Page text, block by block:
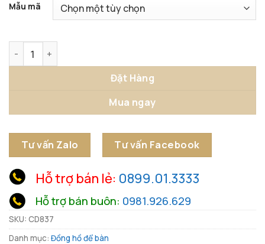
Mẫu mã
Đặt Hàng
Mua ngay
Tư vấn Zalo Tư vấn Facebook
Hỗ trợ bán lẻ: 0899.01.3333
Hỗ trợ bán buôn: 0981.926.629
SKU: CD837
Danh mục: Đồng hồ để bàn